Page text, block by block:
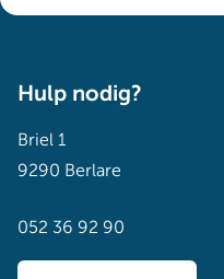
Hulp nodig?
Briel 1
9290 Berlare
052 36 92 90